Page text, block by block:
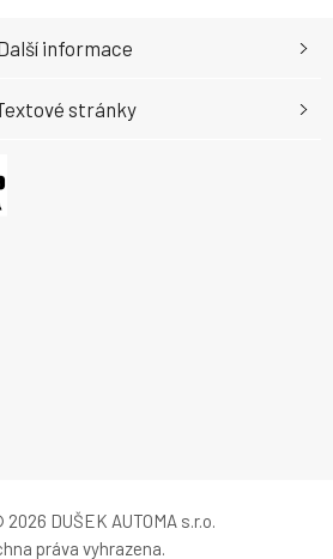
informace
stránky
DUŠEK AUTOMA s.r.o.
práva vyhrazena.